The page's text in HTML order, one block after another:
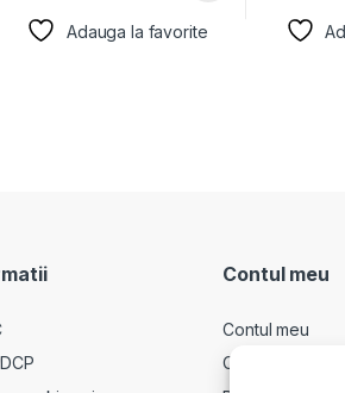
Adauga la favorite
Contul meu
Contul meu
Comenzi